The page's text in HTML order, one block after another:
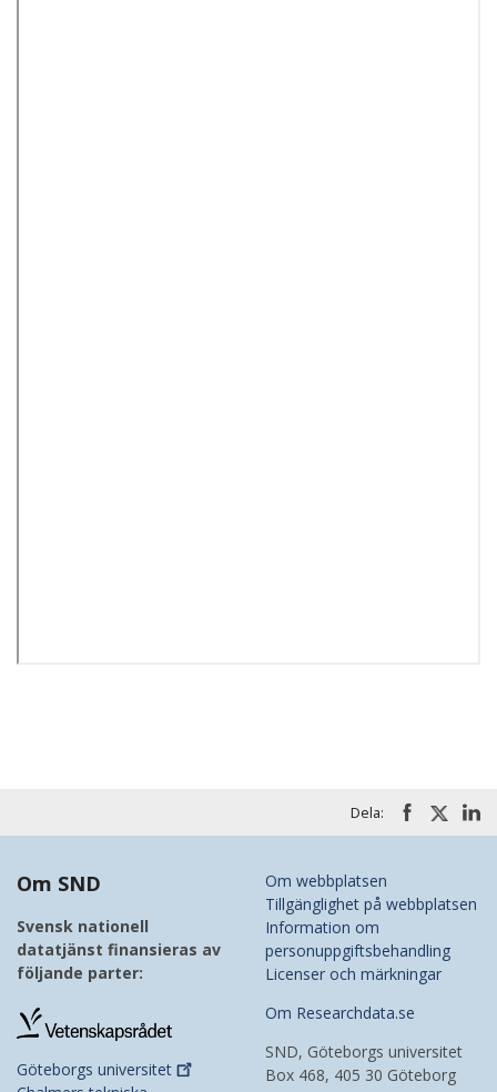
Dela:
Om SND
Svensk nationell
datatjänst finansieras av
följande parter:
Göteborgs universitet
Om webbplatsen
Tillgänglighet på webbplatsen
Information om
personuppgiftsbehandling
Licenser och märkningar
Om Researchdata.se
SND, Göteborgs universitet
Box 468, 405 30 Göteborg